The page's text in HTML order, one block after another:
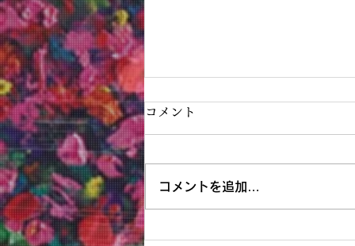
神戸阪急画業40周年記念清水
コメント
コメントを追加…